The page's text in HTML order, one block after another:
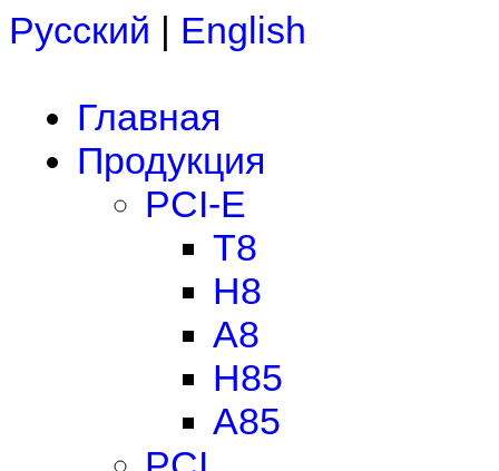
Русский | English
Главная
Продукция
PCI-E
T8
H8
A8
H85
A85